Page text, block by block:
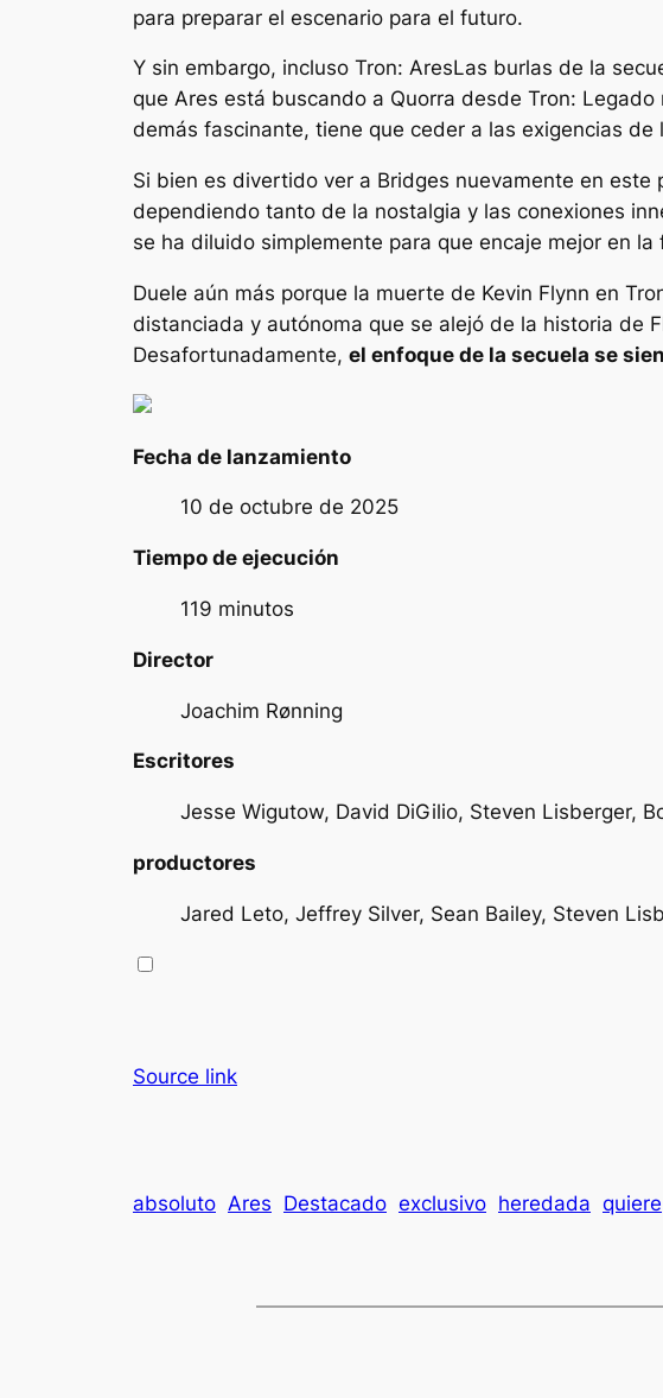
para preparar el escenario para el futuro.
Y sin embargo, incluso Tron: AresLas burlas de la
que Ares está buscando a Quorra desde Tron: Legado
demás fascinante, tiene que ceder a las exigencias de
Si bien es divertido ver a Bridges nuevamente en este
dependiendo tanto de la nostalgia y las conexiones
se ha diluido simplemente para que encaje mejor en
Duele aún más porque la muerte de Kevin Flynn en
distanciada y autónoma que se alejó de la historia de
Desafortunadamente, el enfoque de la secuela se
Fecha de lanzamiento
10 de octubre de 2025
Tiempo de ejecución
119 minutos
Director
Joachim Rønning
Escritores
Jesse Wigutow, David DiGilio, Steven Lisberger,
productores
Jared Leto, Jeffrey Silver, Sean Bailey, Steven
Source link
absoluto Ares Destacado exclusivo heredada quiere